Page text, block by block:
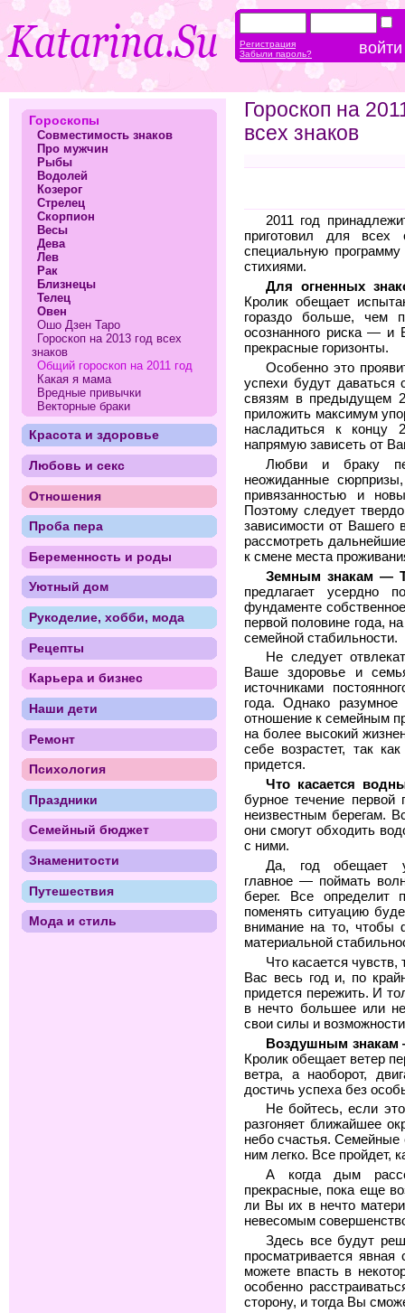
Гороскоп на
всех знаков
2011 год
приготовил для
специальную
стихиями.
Для огненных
Кролик обещает
гораздо больше, чем
осознанного риска — и
прекрасные горизонты.
Особенно это
успехи будут даваться
связям в предыдущем
приложить максимум
насладиться к концу
напрямую зависеть от
Любви и браку
неожиданные
привязанностью и
Поэтому следует
зависимости от Вашего
рассмотреть
к смене места
Земным знакам —
предлагает усердно
фундаменте
первой половине года,
семейной стабильности.
Не следует
Ваше здоровье и
источниками
года. Однако разумное
отношение к семейным
на более высокий
себе возрастет, так
придется.
Что касается
бурное течение
неизвестным берегам.
они смогут обходить
с ними.
Да, год обещает
главное — поймать
берег. Все определит
поменять ситуацию
внимание на то, чтобы
материальной
Что касается
Вас весь год и, по
придется пережить. И
в нечто большее или
свои силы и
Воздушным
Кролик обещает ветер
ветра, а наоборот,
достичь успеха без
Не бойтесь, если
разгоняет ближайшее
небо счастья.
ним легко. Все
А когда дым
прекрасные, пока еще
ли Вы их в нечто
невесомым
Здесь все будут
просматривается
можете впасть в
особенно
сторону, и тогда Вы
Гороскопы
Совместимость знаков
Про мужчин
Рыбы
Водолей
Козерог
Стрелец
Скорпион
Весы
Дева
Лев
Рак
Близнецы
Телец
Овен
Ошо Дзен Таро
Гороскоп на 2013 год всех
знаков
Общий гороскоп на 2011 год
Какая я мама
Вредные привычки
Векторные браки
Красота и здоровье
Любовь и секс
Отношения
Проба пера
Беременность и роды
Уютный дом
Рукоделие, хобби, мода
Рецепты
Карьера и бизнес
Наши дети
Ремонт
Психология
Праздники
Семейный бюджет
Знаменитости
Путешествия
Мода и стиль
Регистрация
Забыли пароль?